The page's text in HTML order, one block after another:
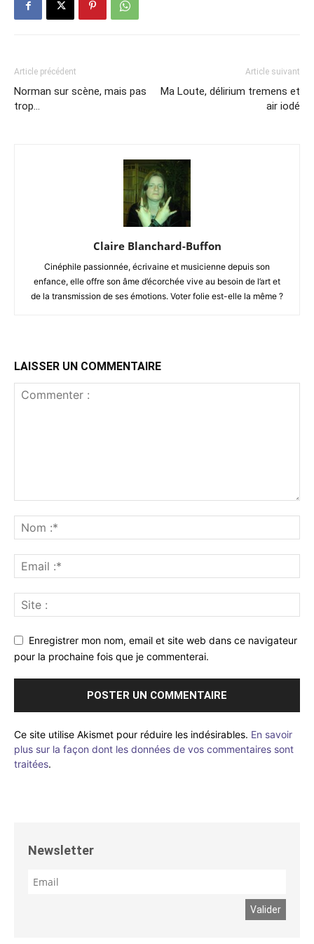
Article précédent
Norman sur scène, mais pas
trop…
Article suivant
Ma Loute, délirium tremens et
air iodé
Claire Blanchard-Buffon
Cinéphile passionnée, écrivaine et musicienne depuis son
enfance, elle offre son âme d’écorchée vive au besoin de l’art et
de la transmission de ses émotions. Voter folie est-elle la même ?
LAISSER UN COMMENTAIRE
Enregistrer mon nom, email et site web dans ce navigateur
pour la prochaine fois que je commenterai.
Ce site utilise Akismet pour réduire les indésirables. En savoir
plus sur la façon dont les données de vos commentaires sont
traitées.
Newsletter